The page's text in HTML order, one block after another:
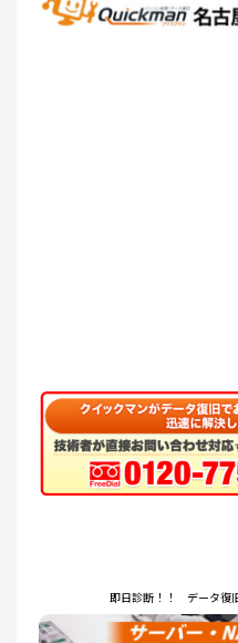
即日診断！！ データ復